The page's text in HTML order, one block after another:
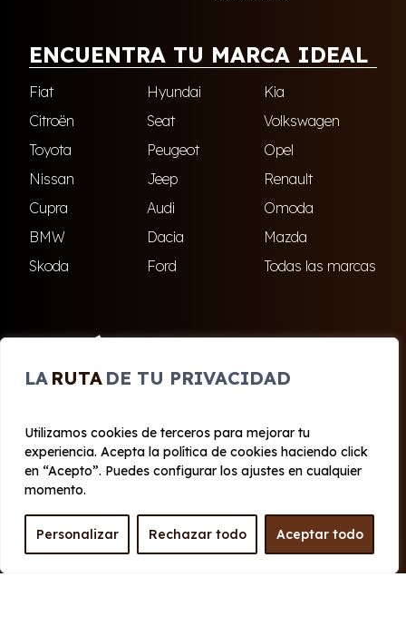
LA RUTA DE TU PRIVACIDAD
Utilizamos cookies de terceros para mejorar tu
experiencia. Acepta la política de cookies haciendo click
en “Acepto”. Puedes configurar los ajustes en cualquier
momento.
Personalizar Rechazar todo Aceptar todo
ENCUENTRA TU MARCA IDEAL
Fiat Hyundai
Kia
Citroën
Seat
Volkswagen
Toyota
Peugeot
Opel
Nissan
Jeep
Renault
Cupra
Audi
Omoda
BMW
Dacia
Mazda
Skoda
Ford Todas las marcas
El Ejido Roquetas de Mar
© 2020 - 2026 Cabo Renting
Aviso legal y Privacidad